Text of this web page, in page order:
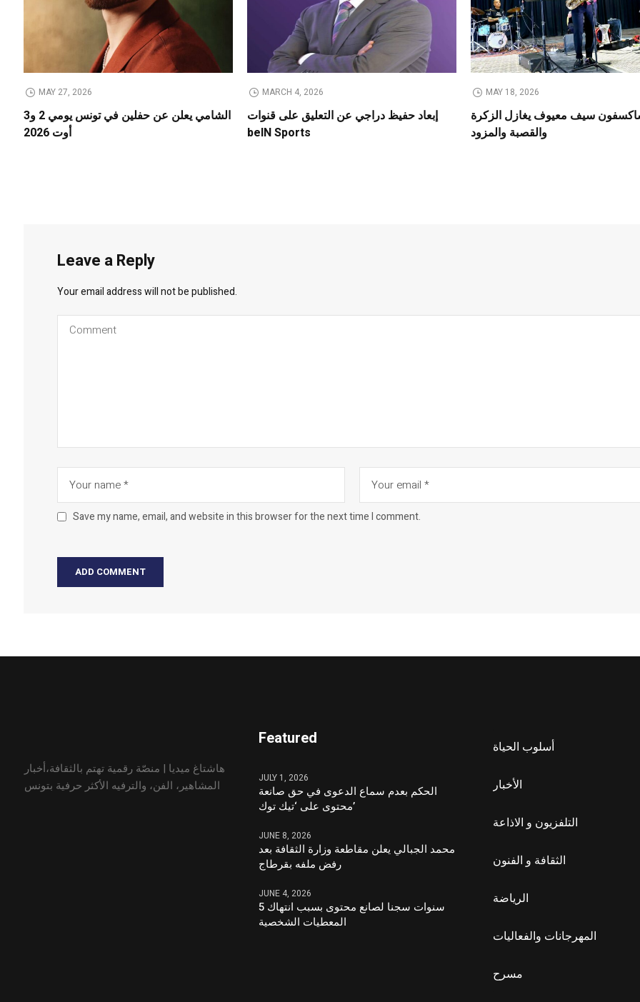
MAY 27, 2026
الشامي يعلن عن حفلين في تونس يومي 2 و3
أوت 2026
MARCH 4, 2026
إبعاد حفيظ دراجي عن التعليق على قنوات
beIN Sports
MAY 18, 2026
سيف معيوف يغازل الزكرة
والقصبة والمزود
Leave a Reply
Your email address will not be published.
Save my name, email, and website in this browser for the next time I comment.
هاشتاغ ميديا | منصّة رقمية تهتم بالثقافة،أخبار
المشاهير، الفن، والترفيه الأكثر حرفية بتونس
Featured
JULY 1, 2026
الحكم بعدم سماع الدعوى في حق صانعة
محتوى على ‘تيك توك’
JUNE 8, 2026
محمد الجبالي يعلن مقاطعة وزارة الثقافة بعد
رفض ملفه بقرطاج
JUNE 4, 2026
5 سنوات سجنا لصانع محتوى بسبب انتهاك
المعطيات الشخصية
أسلوب الحياة
الأخبار
التلفزيون و الاذاعة
الثقافة و الفنون
الرياضة
المهرجانات والفعاليات
مسرح